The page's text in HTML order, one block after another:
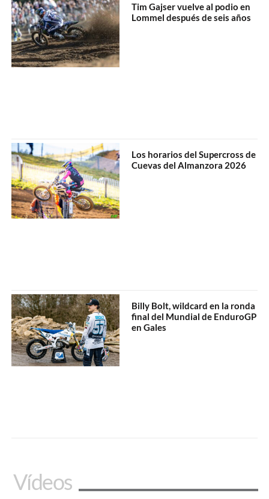
Tim Gajser vuelve al podio en
Lommel después de seis años
Los horarios del Supercross de
Cuevas del Almanzora 2026
Billy Bolt, wildcard en la ronda
final del Mundial de EnduroGP
en Gales
Vídeos